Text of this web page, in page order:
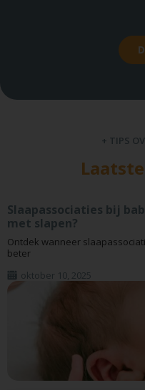
+ TIPS
Slaapassociaties bij
met slapen?
Ontdek wanneer
beter
oktober 10, 2025